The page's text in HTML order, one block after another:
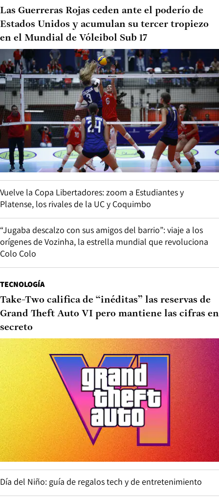
Las Guerreras Rojas ceden ante el poderío de
Estados Unidos y acumulan su tercer tropiezo
en el Mundial de Vóleibol Sub 17
Vuelve la Copa Libertadores: zoom a Estudiantes y
Platense, los rivales de la UC y Coquimbo
“Jugaba descalzo con sus amigos del barrio”: viaje a los
orígenes de Vozinha, la estrella mundial que revoluciona
Colo Colo
TECNOLOGÍA
Take-Two califica de “inéditas” las reservas de
Grand Theft Auto VI pero mantiene las cifras en
secreto
Día del Niño: guía de regalos tech y de entretenimiento